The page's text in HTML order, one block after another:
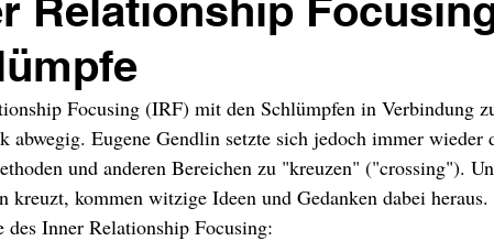
Relationship
Focusing (IRF) mit den Schlümpfen in Verbindung
abwegig. Eugene Gendlin setzte sich jedoch immer
und anderen Bereichen zu "kreuzen" ("crossing").
kreuzt, kommen witzige Ideen und Gedanken dabei
des Inner Relationship Focusing: